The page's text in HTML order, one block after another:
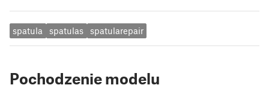
spatula spatulas spatularepair
Pochodzenie modelu